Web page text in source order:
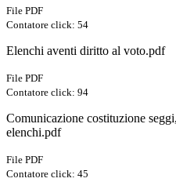
File PDF
Contatore click: 54
Elenchi aventi diritto al voto.pdf
File PDF
Contatore click: 94
Comunicazione costituzione
elenchi.pdf
File PDF
Contatore click: 45